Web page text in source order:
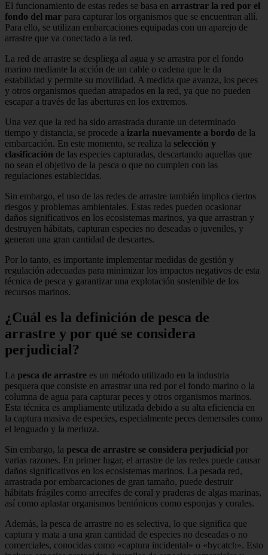
El funcionamiento de estas redes se basa en arrastrar la red por el
fondo del mar para capturar los organismos que se encuentran allí.
Para ello, se utilizan embarcaciones equipadas con un aparejo de
arrastre que va conectado a la red.
La red de arrastre se despliega al agua y se arrastra por el fondo
marino mediante la acción de un cable o cadena que le da
estabilidad y permite su movilidad. A medida que avanza, los peces
y otros organismos quedan atrapados en la red, ya que no pueden
escapar a través de las aberturas en los extremos.
Una vez que la red ha sido arrastrada durante un determinado
tiempo y distancia, se procede a izarla nuevamente a bordo de la
embarcación. En este momento, se realiza la selección y
clasificación de las especies capturadas, descartando aquellas que
no sean el objetivo de la pesca o que no cumplen con las
regulaciones establecidas.
Sin embargo, el uso de las redes de arrastre también implica ciertos
riesgos y problemas ambientales. Estas redes pueden ocasionar
daños significativos en los ecosistemas marinos, ya que arrastran y
destruyen hábitats, capturan especies no deseadas o juveniles, y
generan una gran cantidad de descartes.
Por lo tanto, es importante implementar medidas de gestión y
regulación adecuadas para minimizar los impactos negativos de esta
técnica de pesca y garantizar una explotación sostenible de los
recursos marinos.
¿Cuál es la definición de pesca de
arrastre y por qué se considera
perjudicial?
La pesca de arrastre es un método utilizado en la industria
pesquera que consiste en arrastrar una red por el fondo marino o la
columna de agua para capturar peces y otros organismos marinos.
Esta técnica es ampliamente utilizada debido a su alta eficiencia en
la captura masiva de especies, especialmente peces demersales como
el lenguado y la merluza.
Sin embargo, la pesca de arrastre se considera perjudicial por
varias razones. En primer lugar, el arrastre de las redes puede causar
daños significativos en los ecosistemas marinos. La pesada red,
arrastrada por embarcaciones de gran tamaño, puede destruir
hábitats frágiles como arrecifes de coral y praderas de algas marinas,
así como aplastar organismos bentónicos como esponjas y corales.
Además, la pesca de arrastre no es selectiva, lo que significa que
captura y mata a una gran cantidad de especies no deseadas o no
comerciales, conocidas como «captura incidental» o «bycatch». Esto